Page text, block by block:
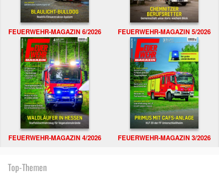
FEUERWEHR-MAGAZIN 6/2026 FEUERWEHR-MAGAZIN 5/2026
FEUERWEHR-MAGAZIN 4/2026 FEUERWEHR-MAGAZIN 3/2026
Top-Themen